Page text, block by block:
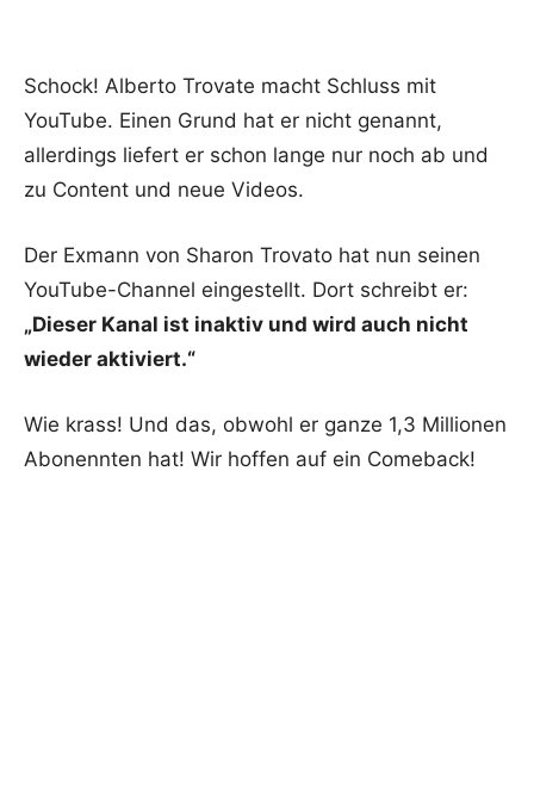
Schock! Alberto Trovate macht Schluss mit
YouTube. Einen Grund hat er nicht genannt,
allerdings liefert er schon lange nur noch ab und
zu Content und neue Videos.
Der Exmann von Sharon Trovato hat nun seinen
YouTube-Channel eingestellt. Dort schreibt er:
„Dieser Kanal ist inaktiv und wird auch nicht
wieder aktiviert.“
Wie krass! Und das, obwohl er ganze 1,3 Millionen
Abonennten hat! Wir hoffen auf ein Comeback!